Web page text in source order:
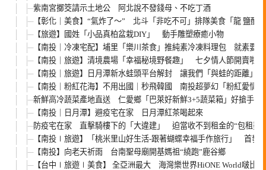
紫南宮擲筊請示土地公 阿北說不發錢母、不吃丁酒
【彰化｜美食】“氣炸了～” 北斗「非吃不可」排隊美食「龍 鹽酥
【旅遊】國姓「小品真柏盆栽DIY」 動手雕塑療癒小物
【南投｜冷凍宅配】埔里「樂川茶食」推純素冷凍料理包 就素要
【南投｜旅遊】清境農場「幸福秘境野餐趣」 七夕情人節開賣啦!!
【南投｜旅遊】日月潭新水蛙頭平台解封 讓我們「與蛙的距離」
【南投｜粉紅花海】不用出國｜秒飛韓國 南投超夢幻「粉紅愛情
新鮮高冷蔬菜產地直送 仁愛鄉「巴萊好新鮮3+5蔬菜箱」好搶手
【南投｜日月潭】避疫宅在家 日月潭紅茶喝起來
防疫宅在家 直擊騎樓下的「大違建」 迫當收不到租金的“包租婆”
【南投∣旅遊】「桃米里山好生活-跟著蝴蝶幸福手作旅行」 首發
【南投】向老天祈雨 台南聖母廟開基媽祖“繞跑”鹿谷鄉
【台中∣旅遊∣美食】 全亞洲最大 海灣樂世界HiONE World啵比